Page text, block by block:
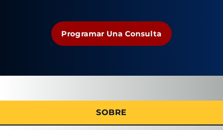
Programar Una Consulta
SOBRE